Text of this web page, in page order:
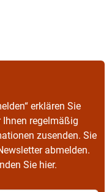
erklären Sie
regelmäßig
zusenden. Sie
abmelden.
Sie hier.